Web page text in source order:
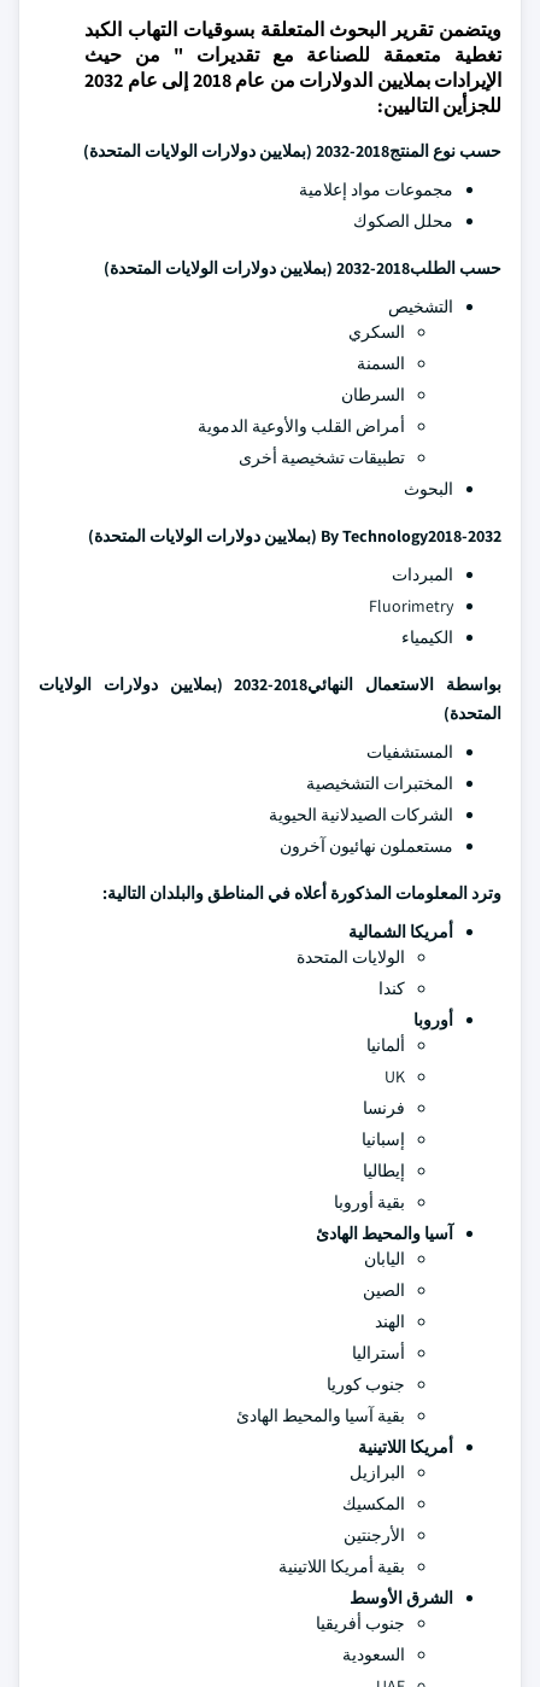
ويتضمن تقرير البحوث المتعلقة بسوقيات التهاب الكبد
تغطية متعمقة للصناعة مع تقديرات " من حيث
الإيرادات بملايين الدولارات من عام 2018 إلى عام 2032
للجزأين التاليين:
حسب نوع المنتج2018-2032 (بملايين دولارات الولايات المتحدة)
مجموعات مواد إعلامية
محلل الصكوك
حسب الطلب2018-2032 (بملايين دولارات الولايات المتحدة)
التشخيص
السكري
السمنة
السرطان
أمراض القلب والأوعية الدموية
تطبيقات تشخيصية أخرى
البحوث
By Technology2018-2032 (بملايين دولارات الولايات المتحدة)
المبردات
Fluorimetry
الكيمياء
بواسطة الاستعمال النهائي
2018-2032 (بملايين دولارات الولايات
المتحدة)
المستشفيات
المختبرات التشخيصية
الشركات الصيدلانية الحيوية
مستعملون نهائيون آخرون
وترد المعلومات المذكورة أعلاه في المناطق والبلدان التالية:
أمريكا الشمالية
الولايات المتحدة
كندا
أوروبا
ألمانيا
UK
فرنسا
إسبانيا
إيطاليا
بقية أوروبا
آسيا والمحيط الهادئ
اليابان
الصين
الهند
أستراليا
جنوب كوريا
بقية آسيا والمحيط الهادئ
أمريكا اللاتينية
البرازيل
المكسيك
الأرجنتين
بقية أمريكا اللاتينية
الشرق الأوسط
جنوب أفريقيا
السعودية